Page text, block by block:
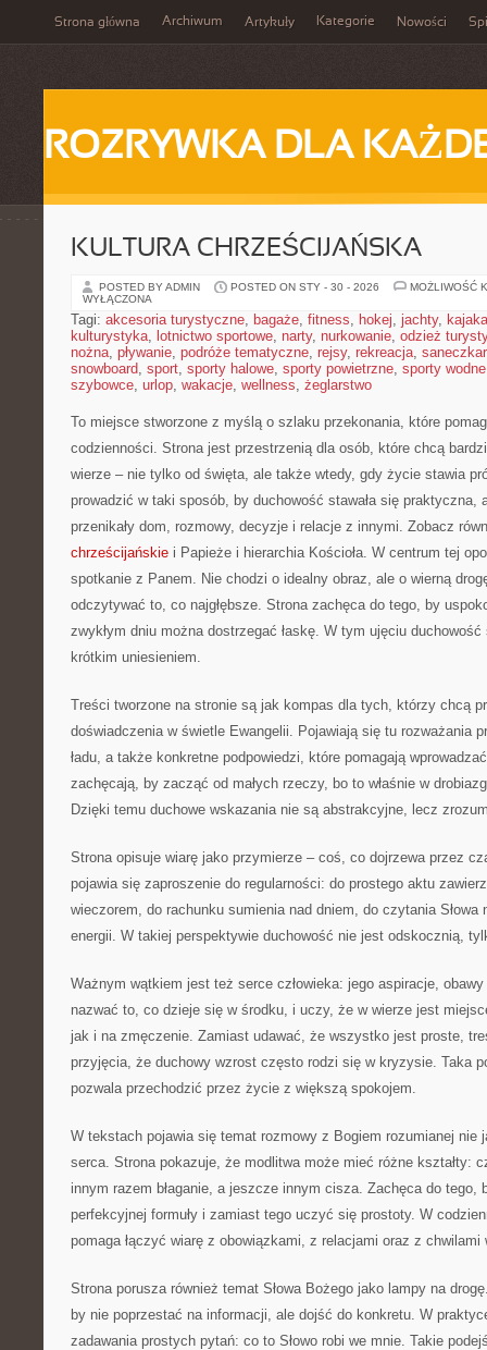
Strona główna Archiwum Artykuły Kategorie Nowości
ROZRYWKA DLA
KULTURA CHRZEŚCIJAŃSKA
POSTED BY ADMIN POSTED ON STY - 30 - 2026
MOŻLIWOŚĆ
WYŁĄCZONA
Tagi: akcesoria turystyczne, bagaże, fitness, hokej, jachty,
kulturystyka, lotnictwo sportowe, narty, nurkowanie, odzież
nożna, pływanie, podróże tematyczne, rejsy, rekreacja,
snowboard, sport, sporty halowe, sporty powietrzne, sporty wodne
szybowce, urlop, wakacje, wellness, żeglarstwo
To miejsce stworzone z myślą o szlaku przekonania, które
codzienności. Strona jest przestrzenią dla osób, które chcą
wierze – nie tylko od święta, ale także wtedy, gdy życie stawia
prowadzić w taki sposób, by duchowość stawała się praktyczna,
przenikały dom, rozmowy, decyzje i relacje z innymi. Zobacz
chrześcijańskie i Papieże i hierarchia Kościoła. W centrum tej
spotkanie z Panem. Nie chodzi o idealny obraz, ale o wierną
odczytywać to, co najgłębsze. Strona zachęca do tego, by
zwykłym dniu można dostrzegać łaskę. W tym ujęciu
krótkim uniesieniem.
Treści tworzone na stronie są jak kompas dla tych, którzy chcą
doświadczenia w świetle Ewangelii. Pojawiają się tu rozważania
ładu, a także konkretne podpowiedzi, które pomagają
zachęcają, by zacząć od małych rzeczy, bo to właśnie w
Dzięki temu duchowe wskazania nie są abstrakcyjne, lecz
Strona opisuje wiarę jako przymierze – coś, co dojrzewa przez
pojawia się zaproszenie do regularności: do prostego aktu
wieczorem, do rachunku sumienia nad dniem, do czytania Słowa
energii. W takiej perspektywie duchowość nie jest odskocznią,
Ważnym wątkiem jest też serce człowieka: jego aspiracje,
nazwać to, co dzieje się w środku, i uczy, że w wierze jest
jak i na zmęczenie. Zamiast udawać, że wszystko jest proste,
przyjęcia, że duchowy wzrost często rodzi się w kryzysie. Taka
pozwala przechodzić przez życie z większą spokojem.
W tekstach pojawia się temat rozmowy z Bogiem rozumianej nie
serca. Strona pokazuje, że modlitwa może mieć różne kształty:
innym razem błaganie, a jeszcze innym cisza. Zachęca do tego,
perfekcyjnej formuły i zamiast tego uczyć się prostoty. W
pomaga łączyć wiarę z obowiązkami, z relacjami oraz z chwilami
Strona porusza również temat Słowa Bożego jako lampy na
by nie poprzestać na informacji, ale dojść do konkretu. W
zadawania prostych pytań: co to Słowo robi we mnie. Takie